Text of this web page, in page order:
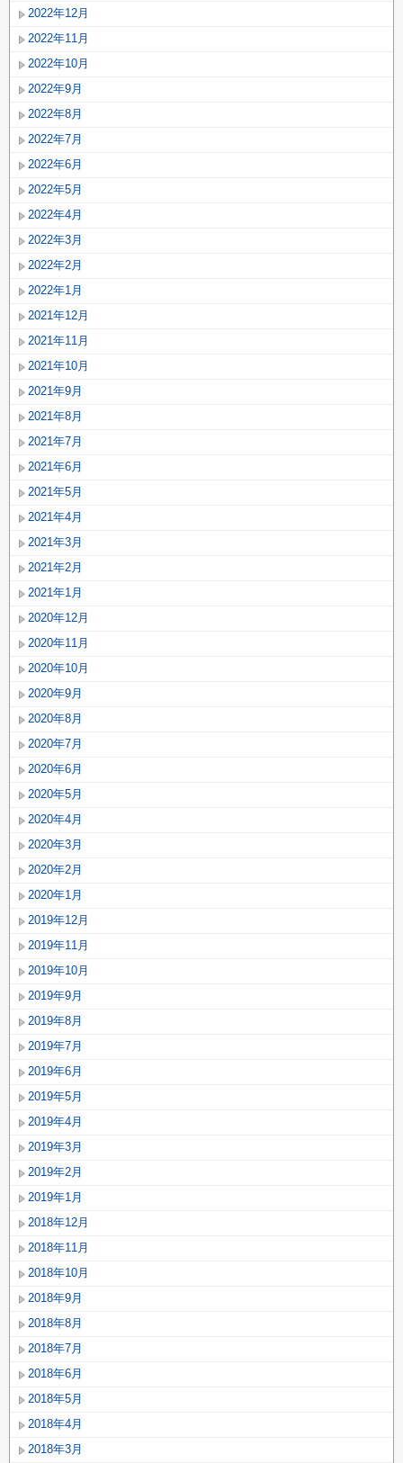
2022年12月
2022年11月
2022年10月
2022年9月
2022年8月
2022年7月
2022年6月
2022年5月
2022年4月
2022年3月
2022年2月
2022年1月
2021年12月
2021年11月
2021年10月
2021年9月
2021年8月
2021年7月
2021年6月
2021年5月
2021年4月
2021年3月
2021年2月
2021年1月
2020年12月
2020年11月
2020年10月
2020年9月
2020年8月
2020年7月
2020年6月
2020年5月
2020年4月
2020年3月
2020年2月
2020年1月
2019年12月
2019年11月
2019年10月
2019年9月
2019年8月
2019年7月
2019年6月
2019年5月
2019年4月
2019年3月
2019年2月
2019年1月
2018年12月
2018年11月
2018年10月
2018年9月
2018年8月
2018年7月
2018年6月
2018年5月
2018年4月
2018年3月